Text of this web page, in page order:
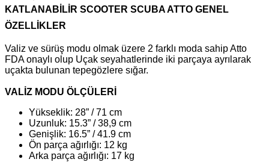
KATLANABİLİR SCOOTER SCUBA ATTO GENEL
ÖZELLİKLER
Valiz ve sürüş modu olmak üzere 2 farklı moda sahip Atto
FDA onaylı olup Uçak seyahatlerinde iki parçaya ayrılarak
uçakta bulunan tepegözlere sığar.
VALİZ MODU ÖLÇÜLERİ
Yükseklik: 28” / 71 cm
Uzunluk: 15.3” / 38,9 cm
Genişlik: 16.5” / 41.9 cm
Ön parça ağırlığı: 12 kg
Arka parça ağırlığı: 17 kg